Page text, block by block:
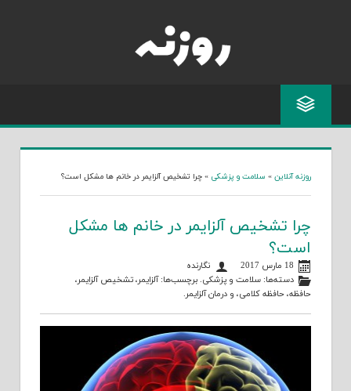
روزنه آنلاین » سلامت و پزشکی » چرا تشخیص آلزایمر در خانم ها مشکل است؟
چرا تشخیص آلزایمر در خانم ها مشکل
است؟
18 مارس 2017
نگارنده
دسته‌ها:سلامت و پزشکی. برچسب‌ها:آلزایمر،تشخیص آلزایمر،
حافظه، حافظه کلامی، و درمان آلزایمر.